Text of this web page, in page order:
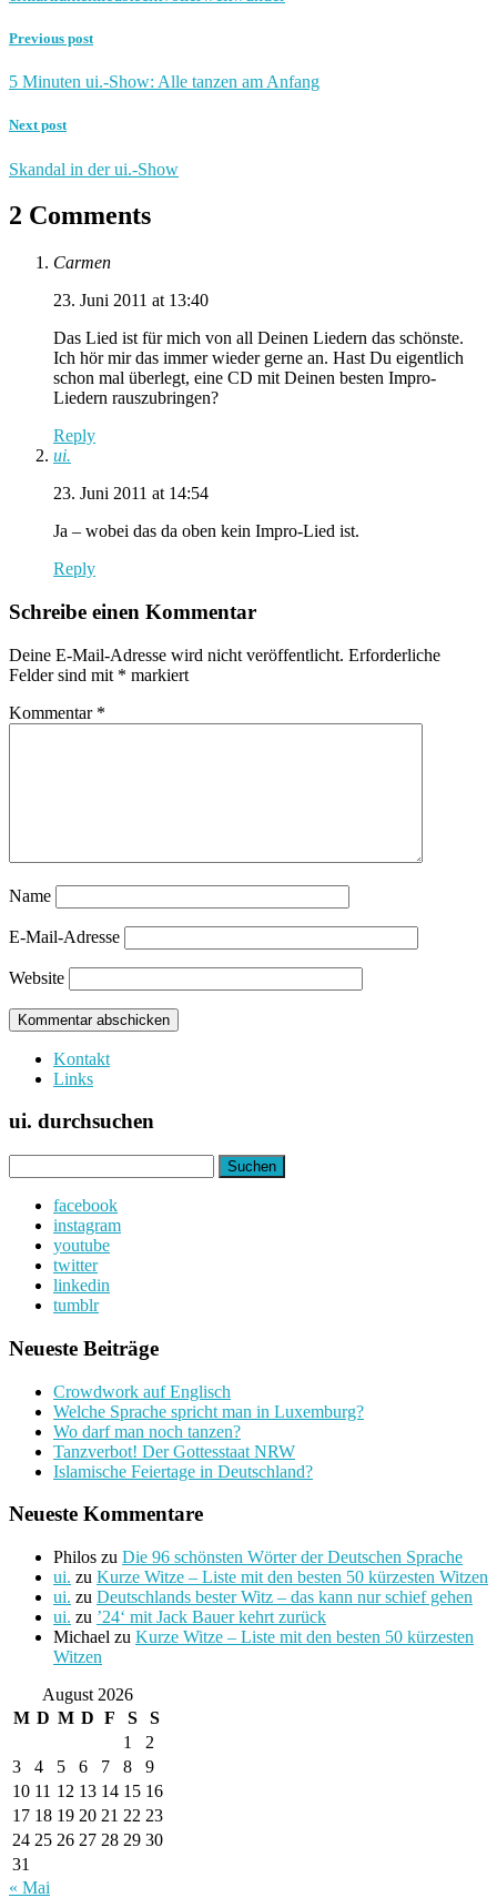
Previous post
5 Minuten ui.-Show: Alle tanzen am Anfang
Next post
Skandal in der ui.-Show
2 Comments
Carmen
23. Juni 2011 at 13:40
Das Lied ist für mich von all Deinen Liedern das schönste.
Ich hör mir das immer wieder gerne an. Hast Du eigentlich
schon mal überlegt, eine CD mit Deinen besten Impro-
Liedern rauszubringen?
Reply
ui.
23. Juni 2011 at 14:54
Ja – wobei das da oben kein Impro-Lied ist.
Reply
Schreibe einen Kommentar
Deine E-Mail-Adresse wird nicht veröffentlicht. Erforderliche
Felder sind mit * markiert
Kommentar *
Name
E-Mail-Adresse
Website
Kontakt
Links
ui. durchsuchen
nach:
facebook
instagram
youtube
twitter
linkedin
tumblr
Neueste Beiträge
Crowdwork auf Englisch
Welche Sprache spricht man in Luxemburg?
Wo darf man noch tanzen?
Tanzverbot! Der Gottesstaat NRW
Islamische Feiertage in Deutschland?
Neueste Kommentare
Philos zu Die 96 schönsten Wörter der Deutschen Sprache
ui. zu Kurze Witze – Liste mit den besten 50 kürzesten Witzen
ui. zu Deutschlands bester Witz – das kann nur schief gehen
ui. zu ’24‘ mit Jack Bauer kehrt zurück
Michael zu Kurze Witze – Liste mit den besten 50 kürzesten
Witzen
August 2026
M D M D F S
S
1
2
3
4 5 6 7 8
9
10 11 12 13 14 15 16
17 18 19 20 21 22 23
24 25 26 27 28 29 30
31
« Mai